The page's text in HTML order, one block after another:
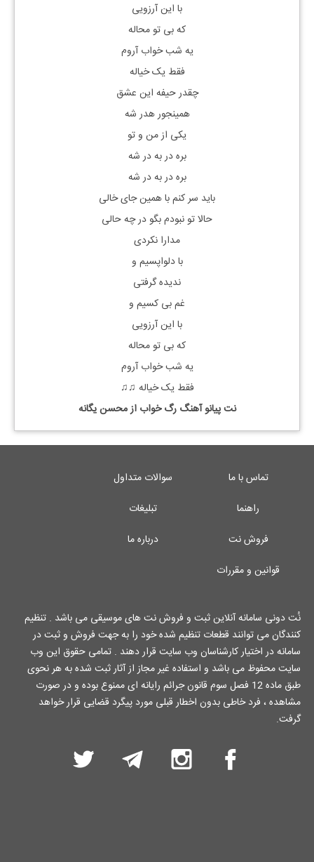
با این آرزویی
که بی تو محاله
یه شب خواب آروم
فقط یک خیاله
چقدر حیفه این عشق
همینجور هدر شه
یکی از من و تو
بره در به در شه
بره در به در شه
باید سر کنم با همین جای خالی
حالا تو نبودم بگو در چه حالی
مدارا نکردی
با دلواپسیم و
ندیده گرفتی
غم بی کسیم و
با این آرزویی
که بی تو محاله
یه شب خواب آروم
فقط یک خیاله ♫♫
نت پیانو آهنگ رگ خواب از محسن یگانه
تماس با ما
سوالات متداول
راهنما
تبلیغات
فروش نت
درباره ما
قوانین و مقررات
نُت دونی سامانه آنلاین ثبت و فروش نت های موسیقی می باشد . تنظیم
کنندگان می توانند قطعات تنظیم شده خود را به جهت فروش و ثبت در
سامانه در اختیار کارشناسان وب سایت قرار دهند . تمامی حقوق این وب
سایت محفوظ می باشد و استفاده غیر مجاز از آثار ثبت شده به هر نحوی
طبق ماده 12 فصل سوم قانون جرائم رایانه ای ممنوع بوده و در صورت
مشاهده ، فرد خاطی بدون اخطار قبلی مورد پیگرد قضایی قرار خواهد
گرفت.